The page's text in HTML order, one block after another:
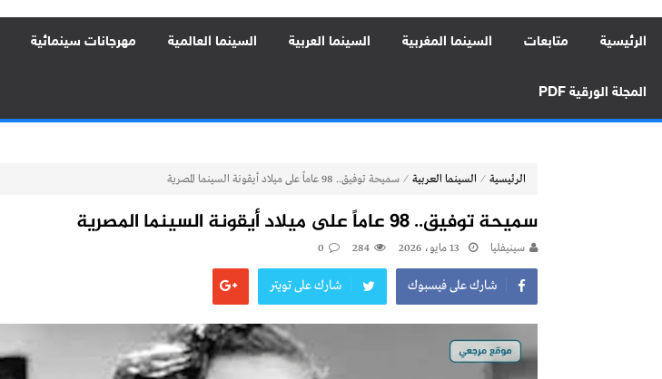
الرئيسية متابعات السينما المغربية السينما العربية السينما العالمية مهرجانات سينمائية
المجلة الورقية PDF
الرئيسية ⁄ السينما العربية ⁄ سميحة توفيق.. 98 عاماً على ميلاد أيقونة السينما المصرية
سميحة توفيق.. 98 عاماً على ميلاد أيقونة السينما المصرية
سينيفليا 13 مايو، 2026 284
0
شارك على فيسبوك شارك على تويتر